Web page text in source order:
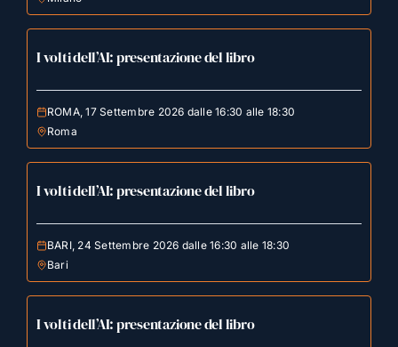
I volti dell’AI: presentazione del libro
ROMA, 17 Settembre 2026 dalle 16:30 alle 18:30
Roma
I volti dell’AI: presentazione del libro
BARI, 24 Settembre 2026 dalle 16:30 alle 18:30
Bari
I volti dell’AI: presentazione del libro